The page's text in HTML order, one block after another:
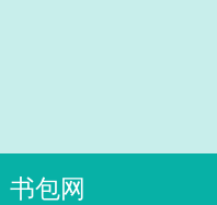
书包网